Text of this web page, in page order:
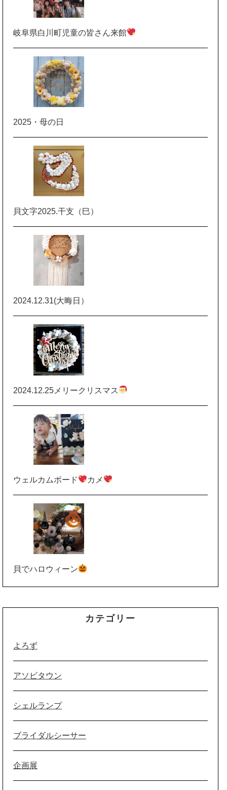
岐阜県白川町児童の皆さん来館
2025・母の日
貝文字2025.干支（巳）
2024.12.31(大晦日）
2024.12.25メリークリスマス
ウェルカムボード カメ
貝でハロウィーン
カテゴリー
よろず
アソビタウン
シェルランプ
ブライダルシーサー
企画展